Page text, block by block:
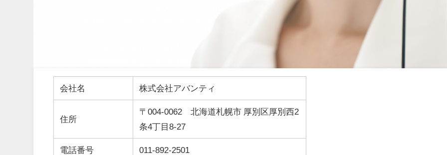
会社名 株式会社アバンティ
住所
〒004-0062 北海道札幌市 厚別区厚別西2
条4丁目8-27
電話番号 011-892-2501